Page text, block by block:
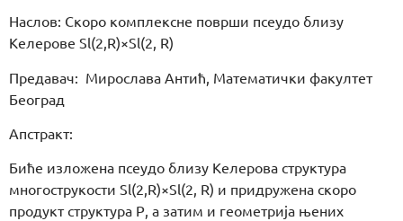
Наслов: Скоро комплексне површи псеудо близу
Келерове Sl(2,R)×Sl(2, R)
Предавач: Мирослава Антић, Математички факултет
Београд
Апстракт:
Биће изложена псеудо близу Келерова структура
многострукости Sl(2,R)×Sl(2, R) и придружена скоро
продукт структура Р, а затим и геометрија њених